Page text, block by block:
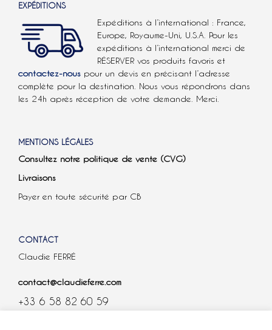
EXPÉDITIONS
Expéditions à l’international : France,
Europe, Royaume-Uni, U.S.A. Pour les
expéditions à l’international merci de
RÉSERVER vos produits favoris et
contactez-nous pour un devis en précisant l’adresse
complète pour la destination. Nous vous répondrons dans
les 24h après réception de votre demande. Merci.
MENTIONS LÉGALES
Consultez notre politique de vente (CVG)
Livraisons
Payer en toute sécurité par CB
CONTACT
Claudie FERRÉ
contact@claudieferre.com
+33 6 58 82 60 59